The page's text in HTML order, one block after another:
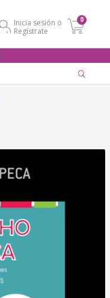
Inicia sesión o
Regístrate
0